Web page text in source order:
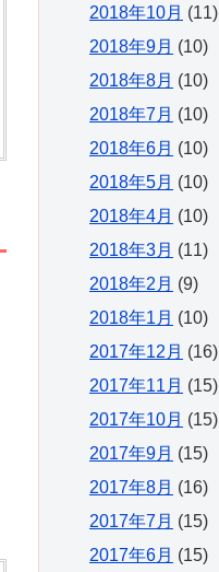
2018年10月 (11)
2018年9月 (10)
2018年8月 (10)
2018年7月 (10)
2018年6月 (10)
2018年5月 (10)
2018年4月 (10)
2018年3月 (11)
2018年2月 (9)
2018年1月 (10)
2017年12月 (16)
2017年11月 (15)
2017年10月 (15)
2017年9月 (15)
2017年8月 (16)
2017年7月 (15)
2017年6月 (15)